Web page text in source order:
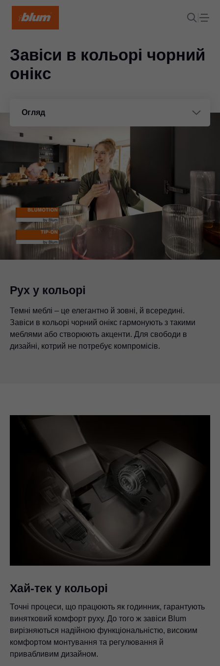
Огляд
Завіси в кольорі чорний
онікс
Рух у кольорі
Темні меблі – це елегантно й зовні, й всередині.
Завіси в кольорі чорний онікс гармонують з такими
меблями або створюють акценти. Для свободи в
дизайні, котрий не потребує компромісів.
Хай-тек у кольорі
Точні процеси, що працюють як годинник, гарантують
винятковий комфорт руху. До того ж завіси Blum
вирізняються надійною функціональністю, високим
комфортом монтування та регулювання й
привабливим дизайном.